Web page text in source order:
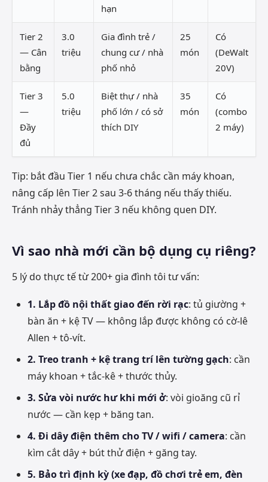
hạn
Tier 2
— Cân
bằng
3.0
triệu
Gia đình trẻ /
chung cư / nhà
phố nhỏ
25
món
Có
(DeWalt
20V)
Tier 3
—
Đầy
đủ
5.0
triệu
Biệt thự / nhà
phố lớn / có sở
thích DIY
35
món
Có
(combo
2 máy)
Tip: bắt đầu Tier 1 nếu chưa chắc cần máy khoan,
nâng cấp lên Tier 2 sau 3-6 tháng nếu thấy thiếu.
Tránh nhảy thẳng Tier 3 nếu không quen DIY.
Vì sao nhà mới cần bộ dụng cụ riêng?
5 lý do thực tế từ 200+ gia đình tôi tư vấn:
1. Lắp đồ nội thất giao đến rời rạc: tủ giường +
bàn ăn + kệ TV — không lắp được không có cờ-lê
Allen + tô-vít.
2. Treo tranh + kệ trang trí lên tường gạch: cần
máy khoan + tắc-kê + thước thủy.
3. Sửa vòi nước hư khi mới ở: vòi gioăng cũ rỉ
nước — cần kẹp + băng tan.
4. Đi dây điện thêm cho TV / wifi / camera: cần
kìm cắt dây + bút thử điện + găng tay.
5. Bảo trì định kỳ (xe đạp, đồ chơi trẻ em, đèn